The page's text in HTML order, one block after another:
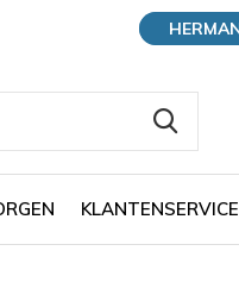
KLANTENSERVICE